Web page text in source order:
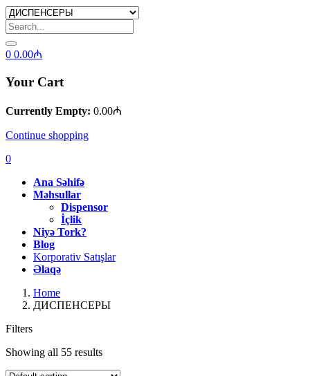
0 0.00₼
Your Cart
Currently Empty: 0.00₼
Continue shopping
0
Ana Səhifə
Məhsullar
Dispensor
İçlik
Niyə Tork?
Blog
Korporativ Satışlar
Əlaqə
Home
ДИСПЕНСЕРЫ
Filters
Showing all 55 results